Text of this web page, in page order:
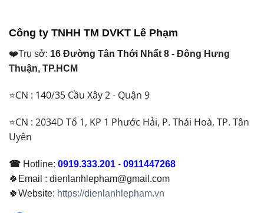
Công ty TNHH TM DVKT Lê Phạm
❤️Trụ sở: 16 Đường Tân Thới Nhất 8 - Đông Hưng
Thuận, TP.HCM
⭐CN : 140/35 Cầu Xây 2 - Quận 9
⭐CN : 2034D Tổ 1, KP 1 Phước Hải, P. Thái Hoà, TP. Tân
Uyên
☎ Hotline: 0919.333.201 - 0911447268
🍀Email : dienlanhlepham@gmail.com
🍀Website: https://dienlanhlepham.vn